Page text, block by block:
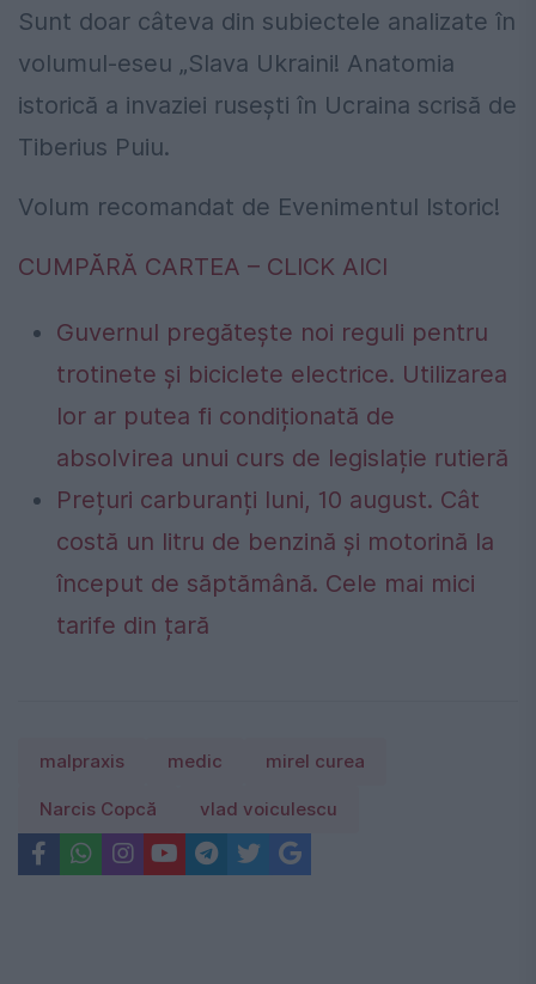
Sunt doar câteva din subiectele analizate în
volumul-eseu „Slava Ukraini! Anatomia
istorică a invaziei rusești în Ucraina scrisă de
Tiberius Puiu.
Volum recomandat de Evenimentul Istoric!
CUMPĂRĂ CARTEA – CLICK AICI
Guvernul pregătește noi reguli pentru
trotinete și biciclete electrice. Utilizarea
lor ar putea fi condiționată de
absolvirea unui curs de legislație rutieră
Prețuri carburanți luni, 10 august. Cât
costă un litru de benzină și motorină la
început de săptămână. Cele mai mici
tarife din țară
malpraxis medic mirel curea
Narcis Copcă vlad voiculescu